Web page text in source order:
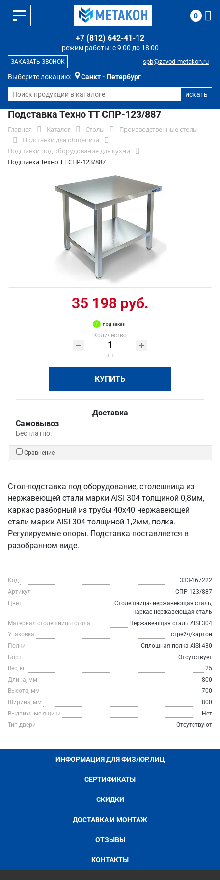
Выберите локацию: Санкт - Петербург
режим работы: с 9:00 до 18:00
+7 (812) 642-41-12
spb@zavod-metakon.ru
ЗАКАЗАТЬ ЗВОНОК
0
Подставка Техно ТТ СПР-123/887
Главная Каталог Столы
Производственные столы
Подставки для общепита
Подставки под оборудование для кухни
Подставка Техно ТТ СПР-123/887
35 198 руб.
под заказ
Количество
шт
КУПИТЬ
Доставка
Самовывоз
Бесплатно.
Сравнение
Стол-подставка под оборудование, столешница из
нержавеющей стали марки AISI 304 толщиной 0,8мм,
каркас разборный из трубы 40х40 нержавеющей
стали марки AISI 304 толщиной 1,2мм, полка.
Регулируемые опоры. Подставка поставляется в
разобранном виде.
Код
333-167222
Артикул
СПР-123/887
Цвет
Столешница- нержавеющая сталь,
каркас-нержавеющая сталь
Материал столешницы стола
Нержавеющая сталь AISI 304
Упаковка
стрейч/картон
Полки
Сплошная полка AISI 430
Борт
Отсутствует
Вес, кг
25
Длина, мм
800
Высота, мм
700
Ширина, мм
800
Выдвижные ящики
Нет
Тип двери
Отсутствуют
ИНФОРМАЦИЯ ДЛЯ ФИЗ/ЮР.ЛИЦ
СЕРТИФИКАТЫ
СКИДКИ
ДОСТАВКА И МОНТАЖ
ОТЗЫВЫ
КОНТАКТЫ